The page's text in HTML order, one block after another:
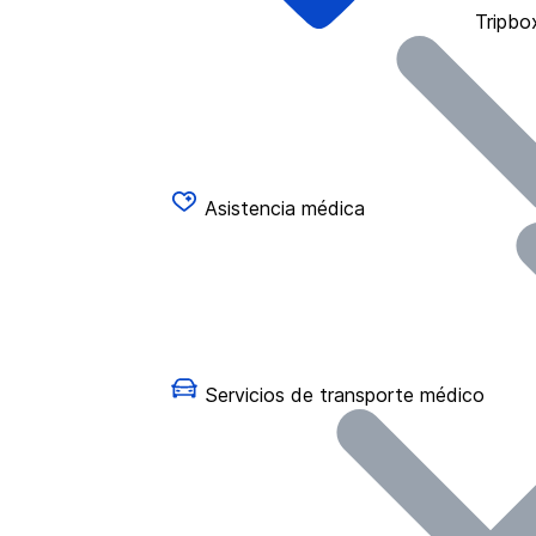
Asistencia médica
Servicios de transporte médico